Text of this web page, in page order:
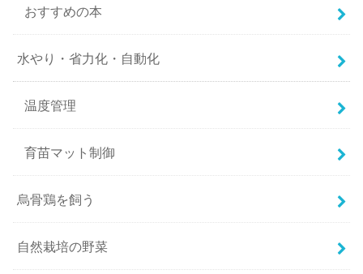
おすすめの本
水やり・省力化・自動化
温度管理
育苗マット制御
烏骨鶏を飼う
自然栽培の野菜